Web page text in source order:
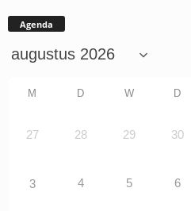
Agenda
M D W D
27 28 29 30
3 4 5 6